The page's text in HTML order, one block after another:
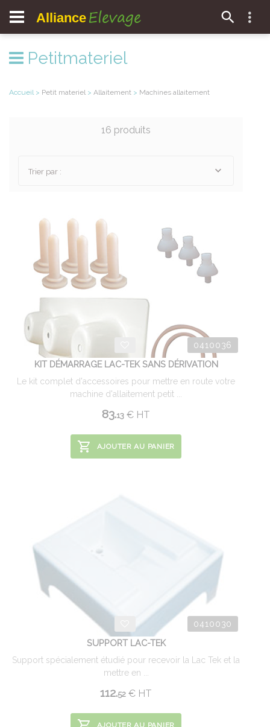
Alliance Elevage
Petitmateriel
Accueil > Petit materiel > Allaitement > Machines allaitement
16 produits
Trier par :
0410036
KIT DÉMARRAGE LAC-TEK SANS DÉRIVATION
Le kit complet d'accessoires pour mettre en route votre
machine d'allaitement petit ...
83.13 € HT
AJOUTER AU PANIER
0410030
SUPPORT LAC-TEK
Support spécialement étudié pour recevoir la Lac Tek et la
mettre en ...
112.52 € HT
AJOUTER AU PANIER